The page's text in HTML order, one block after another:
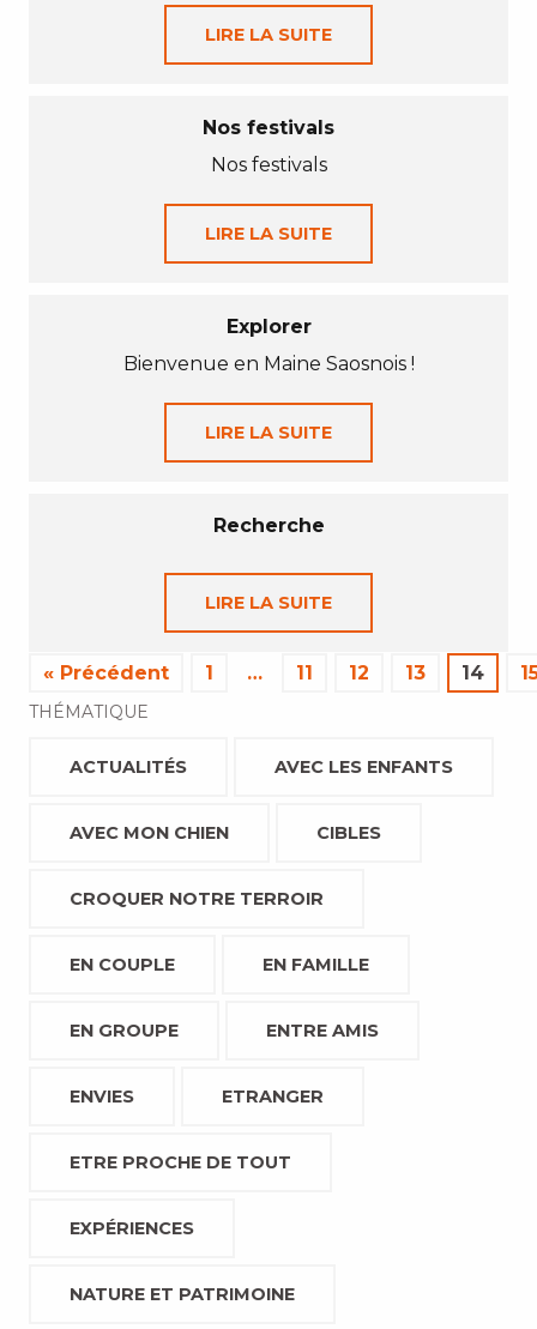
LIRE LA SUITE
Nos festivals
Nos festivals
LIRE LA SUITE
Explorer
Bienvenue en Maine Saosnois !
LIRE LA SUITE
Recherche
LIRE LA SUITE
« Précédent 1 … 11 12 13 14
THÉMATIQUE
ACTUALITÉS AVEC LES ENFANTS
AVEC MON CHIEN CIBLES
CROQUER NOTRE TERROIR
EN COUPLE EN FAMILLE
EN GROUPE ENTRE AMIS
ENVIES ETRANGER
ETRE PROCHE DE TOUT
EXPÉRIENCES
NATURE ET PATRIMOINE